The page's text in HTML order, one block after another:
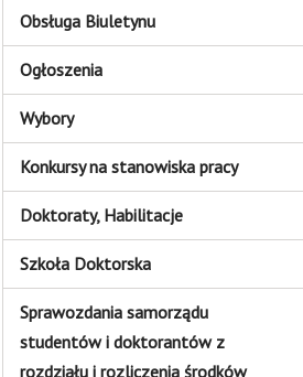
Obsługa Biuletynu
Ogłoszenia
Wybory
Konkursy na stanowiska pracy
Doktoraty, Habilitacje
Szkoła Doktorska
Sprawozdania samorządu
studentów i doktorantów z
rozdziału i rozliczenia środków